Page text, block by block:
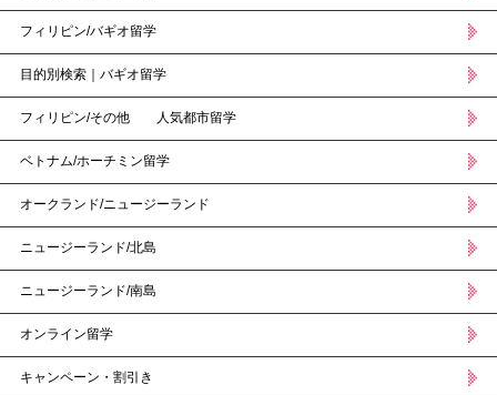
フィリピン/バギオ留学
目的別検索｜バギオ留学
フィリピン/その他 人気都市留学
ベトナム/ホーチミン留学
オークランド/ニュージーランド
ニュージーランド/北島
ニュージーランド/南島
オンライン留学
キャンペーン・割引き